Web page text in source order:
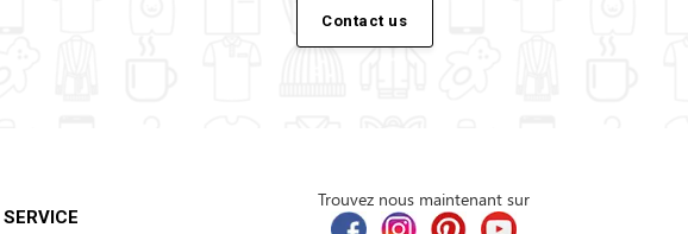
Contact us
SERVICE
Trouvez nous maintenant sur